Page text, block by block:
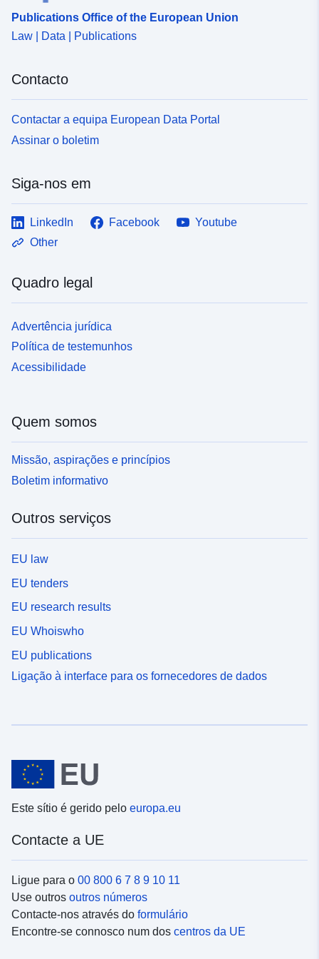
confomidade
com:
Publications Office of the European Union
Law | Data | Publications
Contacto
Contactar a equipa European Data Portal
Assinar o boletim
Siga-nos em
LinkedIn Facebook
Youtube
Other
Quadro legal
Advertência jurídica
Política de testemunhos
Acessibilidade
Quem somos
Missão, aspirações e princípios
Boletim informativo
Outros serviços
EU law
EU tenders
EU research results
EU Whoiswho
EU publications
Ligação à interface para os fornecedores de dados
Este sítio é gerido pelo europa.eu
Contacte a UE
Ligue para o 00 800 6 7 8 9 10 11
Use outros outros números
Contacte-nos através do formulário
Encontre-se connosco num dos centros da UE